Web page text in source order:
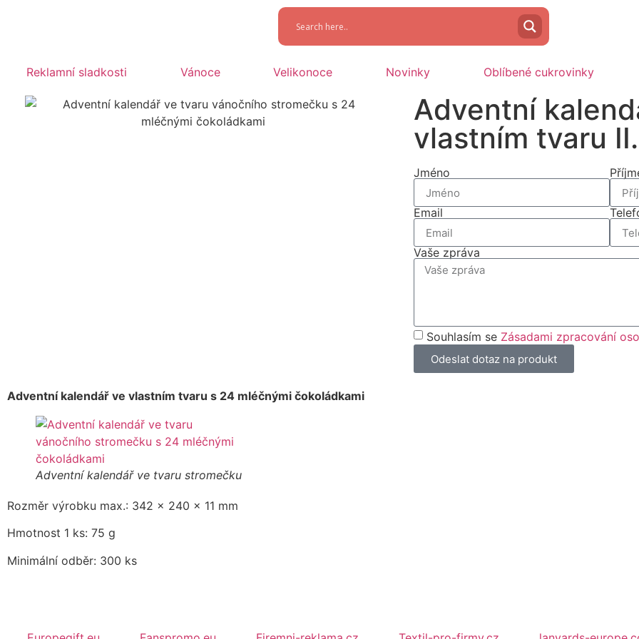
Reklamní sladkosti Vánoce Velikonoce Novinky Oblíbené cukrovinky
Adventní
vlastním tvaru II.
Jméno
Email
Vaše zpráva
Souhlasím se Zásadami zpracování
Odeslat dotaz na produkt
Adventní kalendář ve vlastním tvaru s 24 mléčnými čokoládkami
Adventní kalendář ve tvaru stromečku
Rozměr výrobku max.: 342 x 240 x 11 mm
Hmotnost 1 ks: 75 g
Minimální odběr: 300 ks